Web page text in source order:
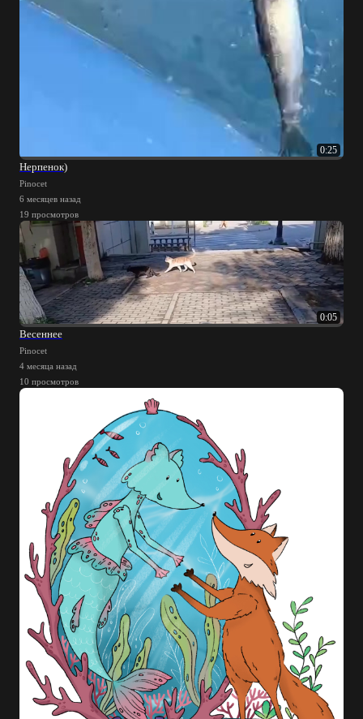
0:25
Нерпенок)
Pinocet
6 месяцев назад
19 просмотров
0:05
Весеннее
Pinocet
4 месяца назад
10 просмотров